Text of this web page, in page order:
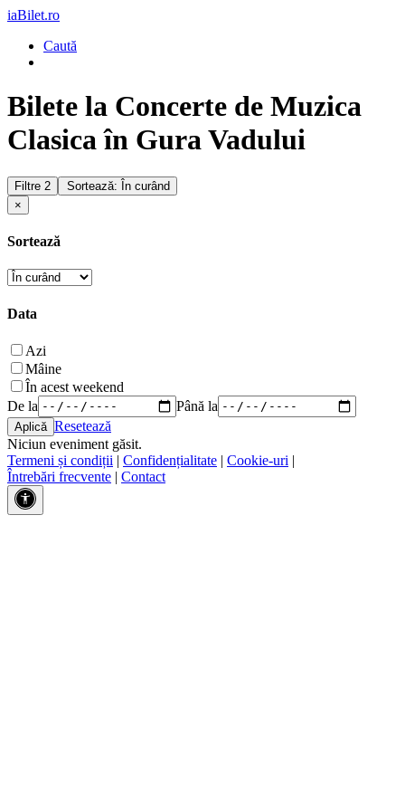
iaBilet.ro
Caută
Bilete la Concerte de Muzica
Clasica în Gura Vadului
Filtre 2
Sortează: În curând
×
Sortează
Data
Azi
Mâine
În acest weekend
De la
Până la
Resetează
Niciun eveniment găsit.
Termeni și condiții | Confidențialitate | Cookie-uri |
Întrebări frecvente | Contact